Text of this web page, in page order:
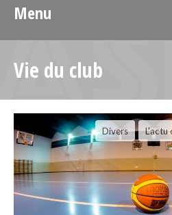
Menu
Vie du club
Divers L'actu